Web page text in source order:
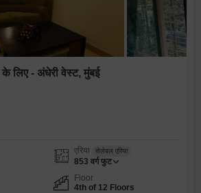
लिए - अंधेरी वेस्ट, मुंबई
एरिया सेलेबल एरिया
853 वर्ग फुट
Floor
4th of 12 Floors